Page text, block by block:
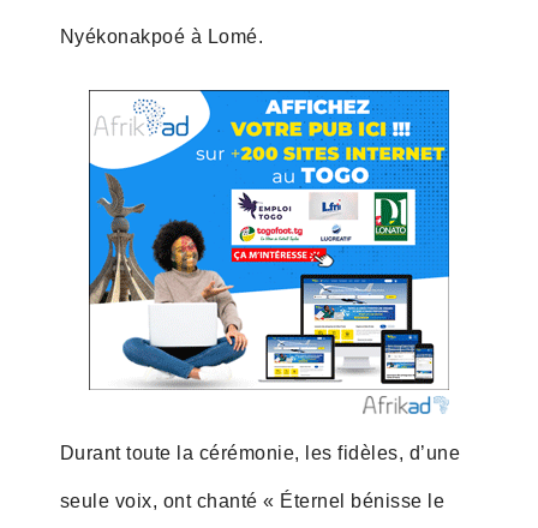
Nyékonakpoé à Lomé.
Durant toute la cérémonie, les fidèles, d’une
seule voix, ont chanté « Éternel bénisse le